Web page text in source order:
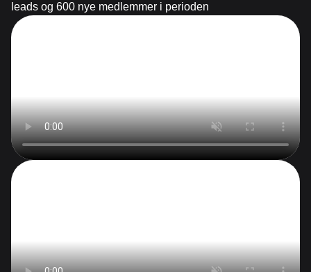
leads og 600 nye medlemmer i perioden